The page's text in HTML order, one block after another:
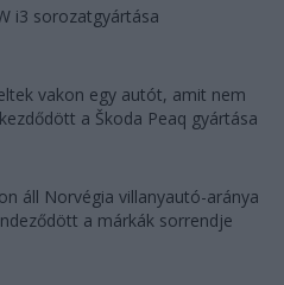
i3 sorozatgyártása
vakon egy autót, amit nem
a Škoda Peaq gyártása
áll Norvégia villanyautó-aránya
a márkák sorrendje